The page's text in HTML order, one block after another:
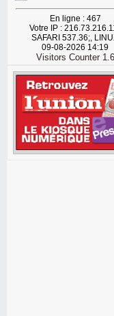
En ligne : 467
Votre IP :
SAFARI 537.36;,
09-08-2026 14:19
Visitors Counter 1.6